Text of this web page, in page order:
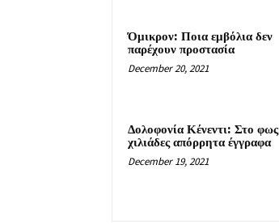
Όμικρον: Ποια εμβόλια δεν
παρέχουν προστασία
December 20, 2021
Δολοφονία Κένεντι: Στο φως
χιλιάδες απόρρητα έγγραφα
December 19, 2021